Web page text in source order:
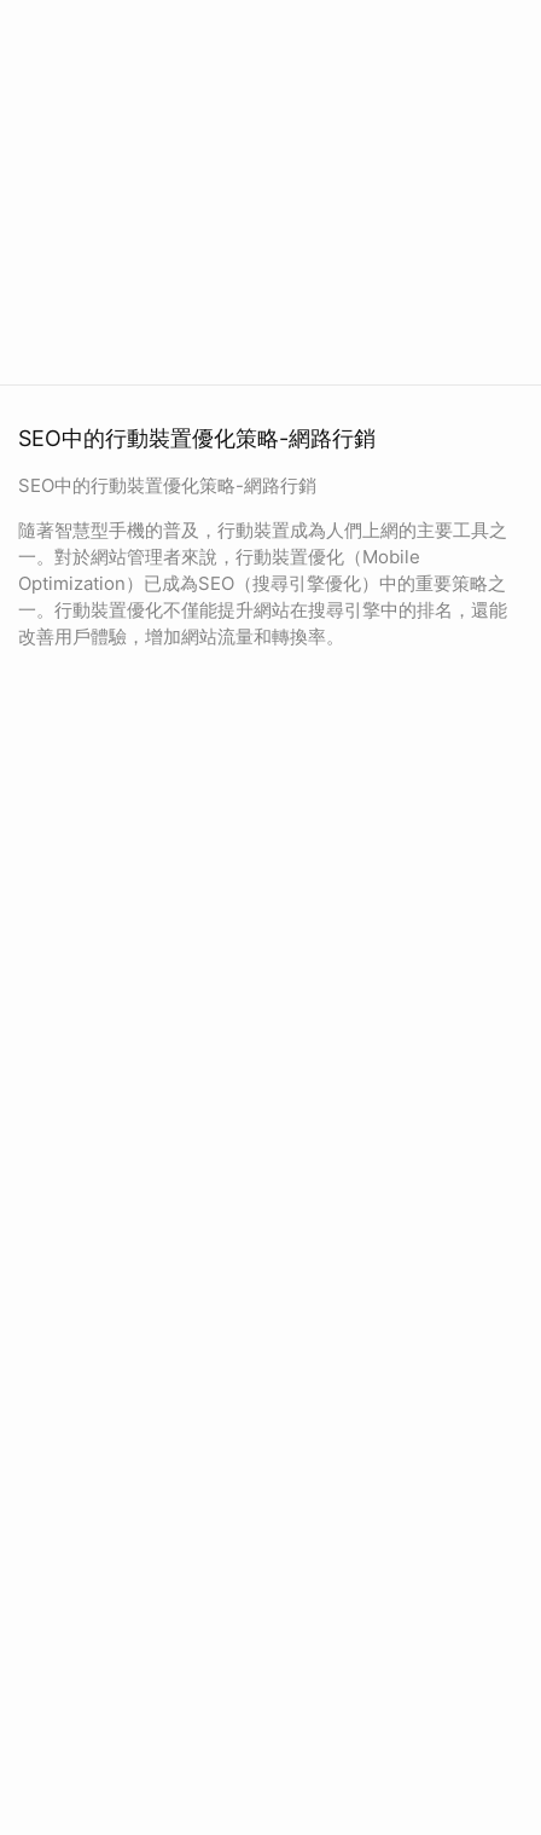
SEO中的行動裝置優化策略-網路行銷
SEO中的行動裝置優化策略-網路行銷
隨著智慧型手機的普及，行動裝置成為人們上網的主要工具之
一。對於網站管理者來說，行動裝置優化（Mobile
Optimization）已成為SEO（搜尋引擎優化）中的重要策略之
一。行動裝置優化不僅能提升網站在搜尋引擎中的排名，還能
改善用戶體驗，增加網站流量和轉換率。